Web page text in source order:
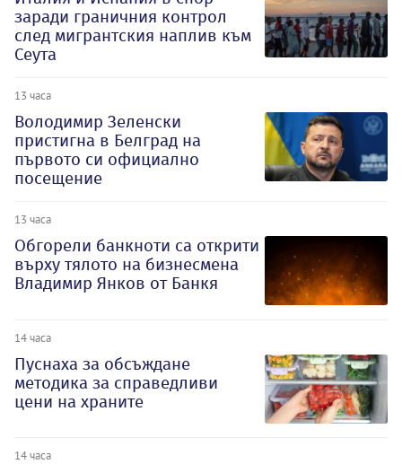
заради граничния контрол
след мигрантския наплив към
Сеута
13 часа
Володимир Зеленски
пристигна в Белград на
първото си официално
посещение
13 часа
Обгорели банкноти са открити
върху тялото на бизнесмена
Владимир Янков от Банкя
14 часа
Пуснаха за обсъждане
методика за справедливи
цени на храните
14 часа